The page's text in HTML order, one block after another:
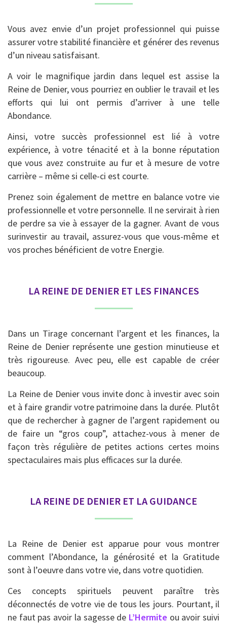
Vous avez envie d’un projet professionnel qui puisse
assurer votre stabilité financière et générer des revenus
d’un niveau satisfaisant.
A voir le magnifique jardin dans lequel est assise la
Reine de Denier, vous pourriez en oublier le travail et les
efforts qui lui ont permis d’arriver à une telle
Abondance.
Ainsi, votre succès professionnel est lié à votre
expérience, à votre ténacité et à la bonne réputation
que vous avez construite au fur et à mesure de votre
carrière – même si celle-ci est courte.
Prenez soin également de mettre en balance votre vie
professionnelle et votre personnelle. Il ne servirait à rien
de perdre sa vie à essayer de la gagner. Avant de vous
surinvestir au travail, assurez-vous que vous-même et
vos proches bénéficient de votre Energie.
LA REINE DE DENIER ET LES FINANCES
Dans un Tirage concernant l’argent et les finances, la
Reine de Denier représente une gestion minutieuse et
très rigoureuse. Avec peu, elle est capable de créer
beaucoup.
La Reine de Denier vous invite donc à investir avec soin
et à faire grandir votre patrimoine dans la durée. Plutôt
que de rechercher à gagner de l’argent rapidement ou
de faire un “gros coup”, attachez-vous à mener de
façon très régulière de petites actions certes moins
spectaculaires mais plus efficaces sur la durée.
LA REINE DE DENIER ET LA GUIDANCE
La Reine de Denier est apparue pour vous montrer
comment l’Abondance, la générosité et la Gratitude
sont à l’oeuvre dans votre vie, dans votre quotidien.
Ces concepts spirituels peuvent paraître très
déconnectés de votre vie de tous les jours. Pourtant, il
ne faut pas avoir la sagesse de L’Hermite ou avoir suivi